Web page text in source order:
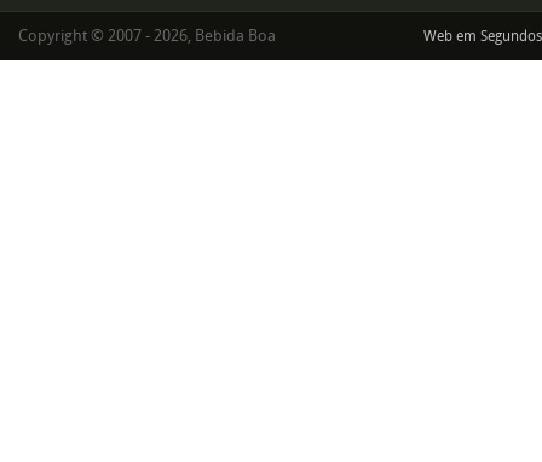
Copyright © 2007 - 2026, Bebida Boa Web em Segundos